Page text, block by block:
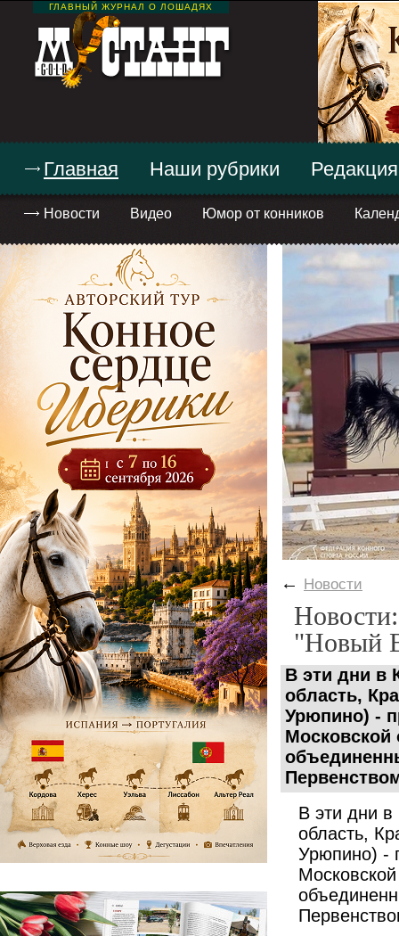
ГЛАВНЫЙ ЖУРНАЛ О ЛОШАДЯХ
Главная
Новости Видео Юмор от конников
Наши рубрики Редакция
← Новости
"Новый
В эти дни в
область,
Урюпино) -
В эти дни
область,
Урюпино) -